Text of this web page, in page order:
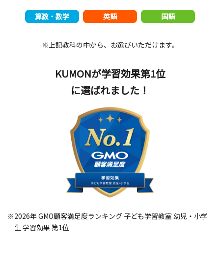
算数・数学 英語 国語
※上記教科の中から、お選びいただけます。
KUMONが学習効果第1位
に選ばれました！
※2026年 GMO顧客満足度ランキング 子ども学習教室 幼児・小学
生 学習効果 第1位